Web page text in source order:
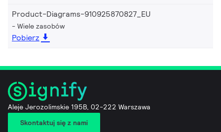
Product-Diagrams-910925870827_EU
Wiele zasobów
Pobierz
Aleje Jerozolimskie 195B, 02-222 Warszawa
Skontaktuj się z nami